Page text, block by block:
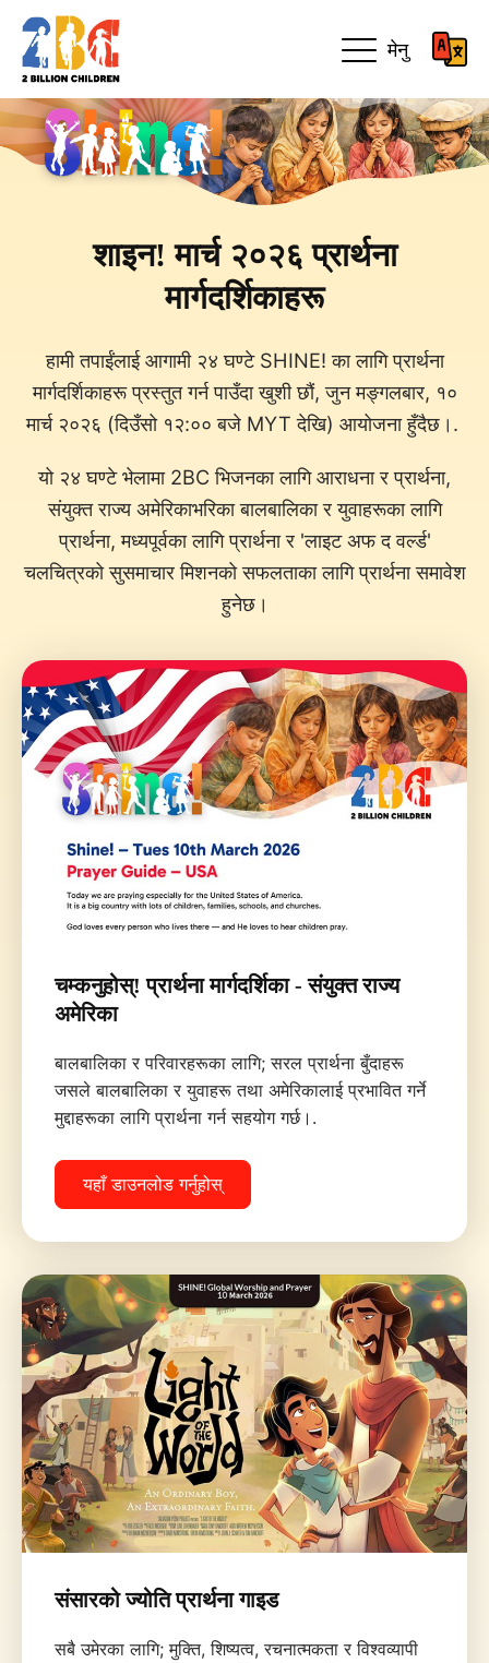
मेनु
शाइन! मार्च २०२६ प्रार्थना
मार्गदर्शिकाहरू
हामी तपाईंलाई आगामी २४ घण्टे SHINE! का लागि प्रार्थना
मार्गदर्शिकाहरू प्रस्तुत गर्न पाउँदा खुशी छौं, जुन मङ्गलबार, १०
मार्च २०२६ (दिउँसो १२:०० बजे MYT देखि) आयोजना हुँदैछ।.
यो २४ घण्टे भेलामा 2BC भिजनका लागि आराधना र प्रार्थना,
संयुक्त राज्य अमेरिकाभरिका बालबालिका र युवाहरूका लागि
प्रार्थना, मध्यपूर्वका लागि प्रार्थना र 'लाइट अफ द वर्ल्ड'
चलचित्रको सुसमाचार मिशनको सफलताका लागि प्रार्थना समावेश
हुनेछ।
चम्कनुहोस्! प्रार्थना मार्गदर्शिका - संयुक्त राज्य
अमेरिका
बालबालिका र परिवारहरूका लागि; सरल प्रार्थना बुँदाहरू
जसले बालबालिका र युवाहरू तथा अमेरिकालाई प्रभावित गर्ने
मुद्दाहरूका लागि प्रार्थना गर्न सहयोग गर्छ।.
यहाँ डाउनलोड गर्नुहोस्
संसारको ज्योति प्रार्थना गाइड
सबै उमेरका लागि; मुक्ति, शिष्यत्व, रचनात्मकता र विश्वव्यापी